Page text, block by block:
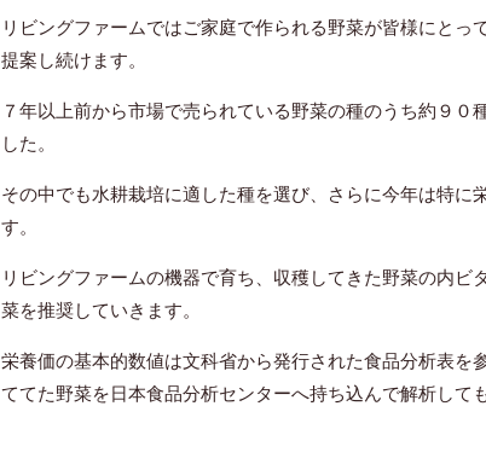
リビングファームではご家庭で作られる野菜が皆様にとっ
提案し続けます。
７年以上前から市場で売られている野菜の種のうち約９
した。
その中でも水耕栽培に適した種を選び、さらに今年は特に
す。
リビングファームの機器で育ち、収穫してきた野菜の内
菜を推奨していきます。
栄養価の基本的数値は文科省から発行された食品分析表
ててた野菜を日本食品分析センターへ持ち込んで解析して